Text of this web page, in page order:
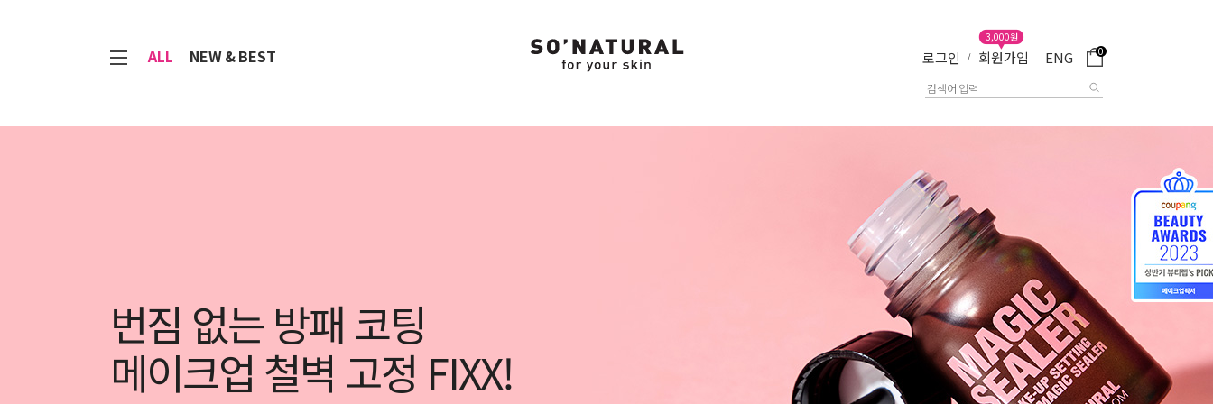
ALL NEW & BEST 로그인 / 회원가입
3,000원
ENG 0
번짐 없는 방패 코팅
메이크업 철벽 고정 FIXX!